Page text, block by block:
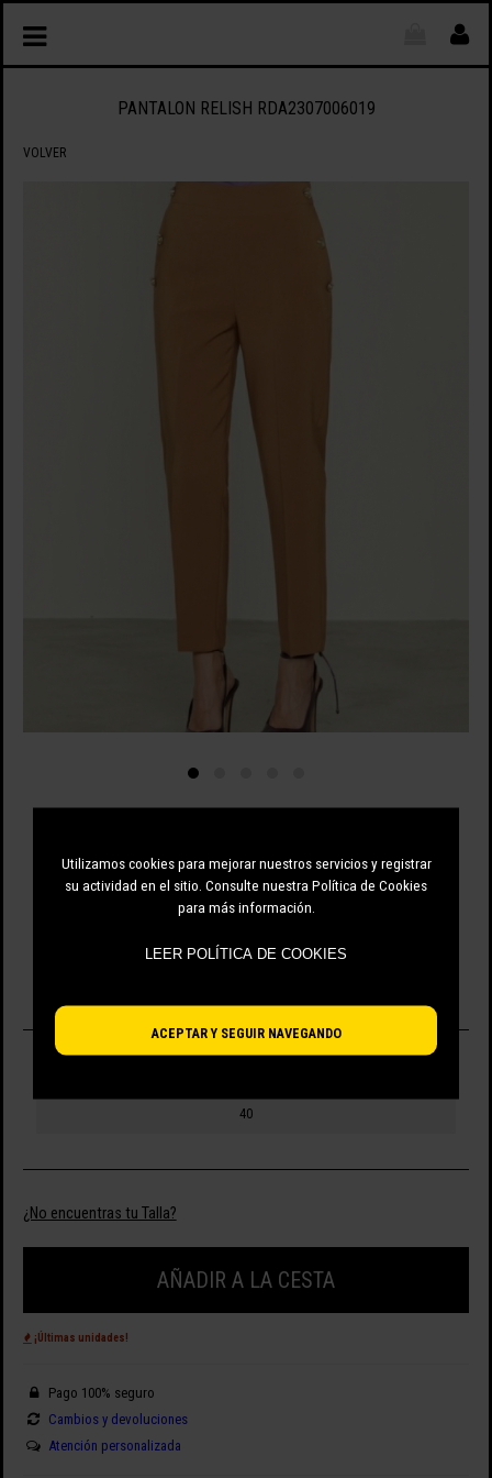
Utilizamos cookies para mejorar nuestros servicios y registrar
su actividad en el sitio. Consulte nuestra Política de Cookies
para más información.
ACEPTAR Y SEGUIR NAVEGANDO
PANTALON RELISH RDA2307006019
VOLVER
63.60 EUR 106.00 EUR -40%
40
¿No encuentras tu Talla?
AÑADIR A LA CESTA
¡Últimas unidades!
Pago 100% seguro
Cambios y devoluciones
Atención personalizada
LEER POLÍTICA DE COOKIES